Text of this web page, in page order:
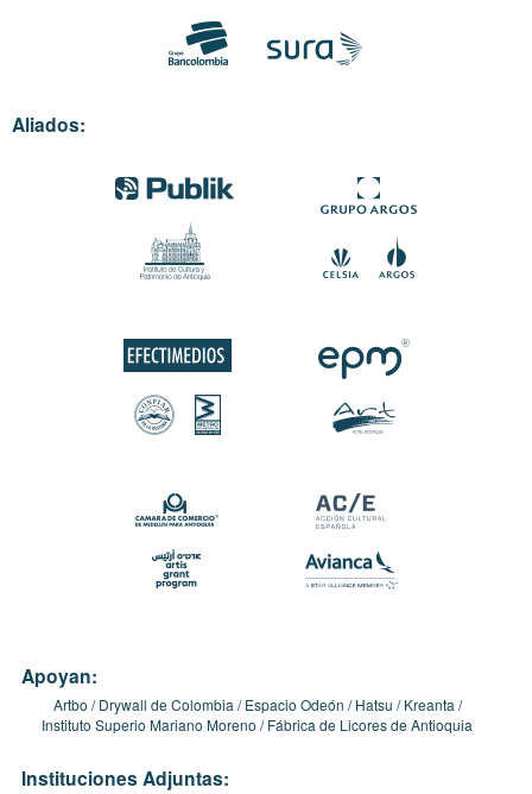
Aliados:
Apoyan:
Artbo Drywall de Colombia Espacio Odeón Hatsu
Kreanta
Instituto Superio Mariano Moreno
Fábrica de Licores de Antioquia
Instituciones Adjuntas: